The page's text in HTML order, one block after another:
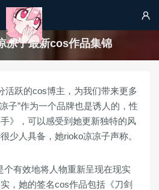

凉子最新cos作品集锦
活跃的cos博主，为我们带来更多
子”作为一个品牌也是诱人的，性
》，可以感受到她更新独特的风
少人具备，她rioko凉凉子声称。
个有效地将人物重新呈现在现实
，她的签名cos作品包括《刀剑